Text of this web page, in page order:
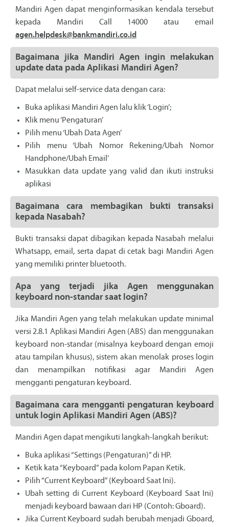
Mandiri Agen dapat menginformasikan kendala tersebut
kepada Mandiri Call 14000 atau email
agen.helpdesk@bankmandiri.co.id
Bagaimana jika Mandiri Agen ingin melakukan
update data pada Aplikasi Mandiri Agen?
Dapat melalui self-service data dengan cara:
Buka aplikasi Mandiri Agen lalu klik ‘Login’;
Klik menu ‘Pengaturan’
Pilih menu ‘Ubah Data Agen’
Pilih menu ‘Ubah Nomor Rekening/Ubah Nomor
Handphone/Ubah Email’
Masukkan data update yang valid dan ikuti instruksi
aplikasi
Bagaimana cara membagikan bukti transaksi
kepada Nasabah?
Bukti transaksi dapat dibagikan kepada Nasabah melalui
Whatsapp, email, serta dapat di cetak bagi Mandiri Agen
yang memiliki printer bluetooth.
Apa yang terjadi jika Agen menggunakan
keyboard non-standar saat login?
Jika Mandiri Agen yang telah melakukan update minimal
versi 2.8.1 Aplikasi Mandiri Agen (ABS) dan menggunakan
keyboard non-standar (misalnya keyboard dengan emoji
atau tampilan khusus), sistem akan menolak proses login
dan menampilkan notifikasi agar Mandiri Agen
mengganti pengaturan keyboard.
Bagaimana cara mengganti pengaturan keyboard
untuk login Aplikasi Mandiri Agen (ABS)?
Mandiri Agen dapat mengikuti langkah-langkah berikut:
Buka aplikasi “Settings (Pengaturan)” di HP.
Ketik kata “Keyboard” pada kolom Papan Ketik.
Pilih “Current Keyboard” (Keyboard Saat Ini).
Ubah setting di Current Keyboard (Keyboard Saat Ini)
menjadi keyboard bawaan dari HP (Contoh: Gboard).
Jika Current Keyboard sudah berubah menjadi Gboard,